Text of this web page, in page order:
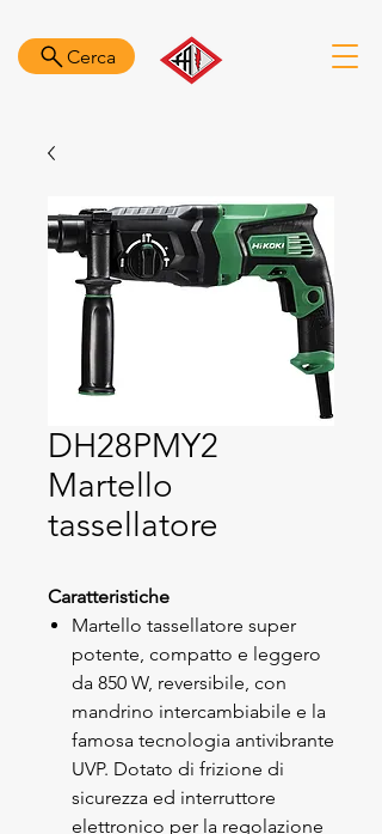
Cerca
DH28PMY2
Martello
tassellatore
Caratteristiche
Martello tassellatore super
potente, compatto e leggero
da 850 W, reversibile, con
mandrino intercambiabile e la
famosa tecnologia antivibrante
UVP. Dotato di frizione di
sicurezza ed interruttore
elettronico per la regolazione